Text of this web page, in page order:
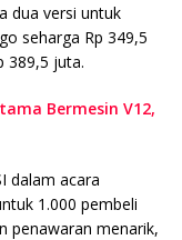
dua versi untuk
seharga Rp 349,5
389,5 juta.
Bermesin V12,
dalam acara
1.000 pembeli
penawaran menarik,